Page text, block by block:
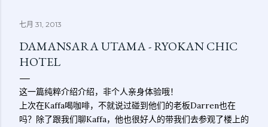
七月 31, 2013
DAMANSARA UTAMA - RYOKAN CHIC
HOTEL
这一篇纯粹介绍介绍，非个人亲身体验哦！
上次在Kaffa喝咖啡，不就说过碰到他们的老板Darren也在
吗？除了跟我们聊Kaffa，他也很好人的带我们去参观了楼上的